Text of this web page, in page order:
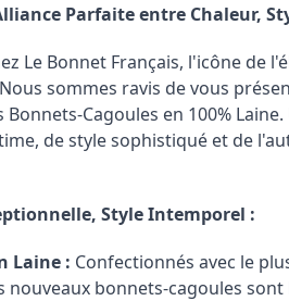
Parfaite entre Chaleur,
Le Bonnet Français, l'icône de
sommes ravis de vous
Bonnets-Cagoules en 100%
de style sophistiqué et de
Style Intemporel :
Laine : Confectionnés avec le
nouveaux bonnets-cagoules